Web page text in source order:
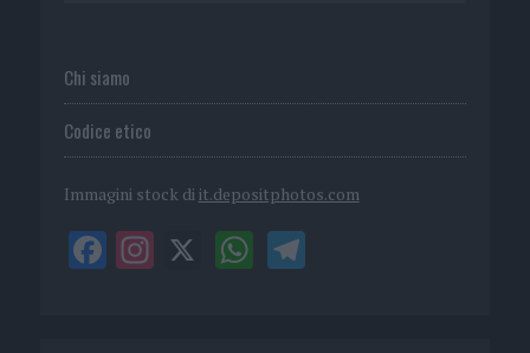
Chi siamo
Codice etico
Immagini stock di it.depositphotos.com